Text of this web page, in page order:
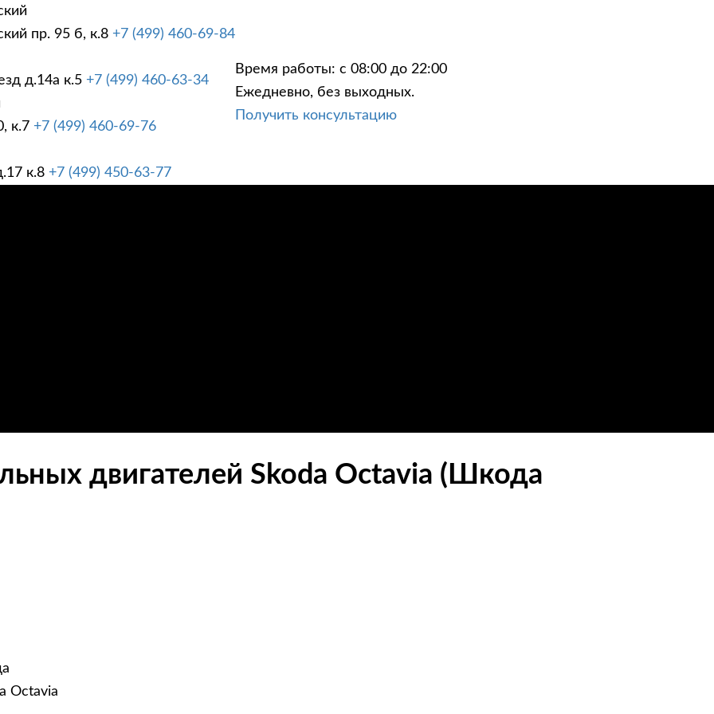
пр. 95 б, к.8 +7 (499) 460-69-84
д.14а к.5 +7 (499) 460-63-34
к.7 +7 (499) 460-69-76
к.8 +7 (499) 450-63-77
Время работы: с 08:00 до 22:00
Ежедневно, без выходных.
Получить консультацию
АКЦИИ
двигателей Skoda Octavia (Шкода
Octavia